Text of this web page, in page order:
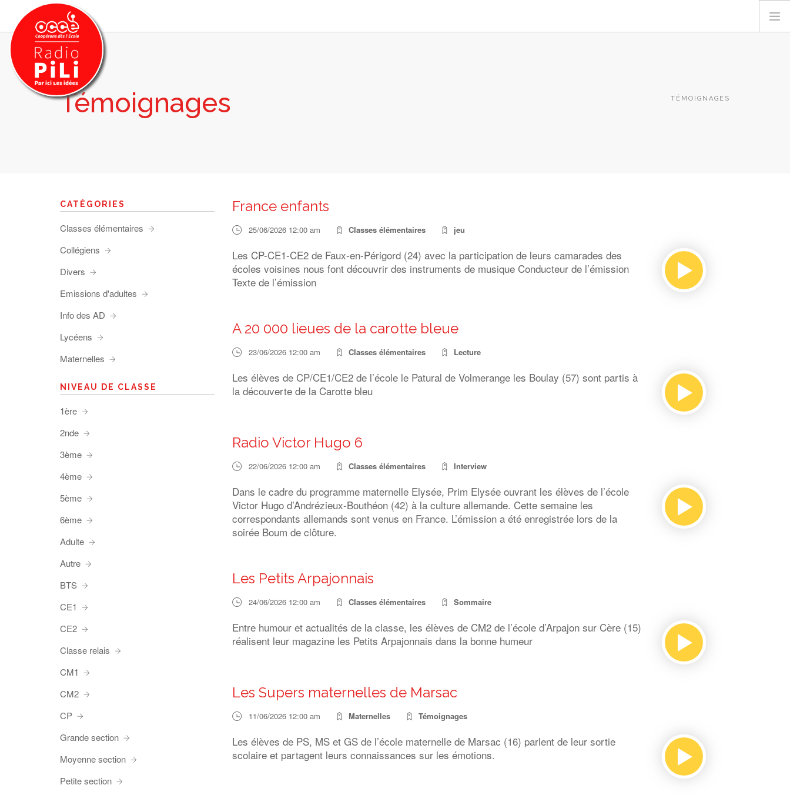
PRÉSENTATION
GRILLE DES PROGRAMMES
RECHERCHER
Témoignages TÉMOIGNAGES
France enfants
25/06/2026 12:00 am Classes élémentaires jeu
Les CP-CE1-CE2 de Faux-en-Périgord (24) avec la participation de leurs camarades des
écoles voisines nous font découvrir des instruments de musique Conducteur de l’émission
Texte de l’émission
A 20 000 lieues de la carotte bleue
23/06/2026 12:00 am Classes élémentaires Lecture
Les élèves de CP/CE1/CE2 de l’école le Patural de Volmerange les Boulay (57) sont partis à
la découverte de la Carotte bleu
Radio Victor Hugo 6
22/06/2026 12:00 am Classes élémentaires Interview
Dans le cadre du programme maternelle Elysée, Prim Elysée ouvrant les élèves de l’école
Victor Hugo d’Andrézieux-Bouthéon (42) à la culture allemande. Cette semaine les
correspondants allemands sont venus en France. L’émission a été enregistrée lors de la
soirée Boum de clôture.
Les Petits Arpajonnais
24/06/2026 12:00 am Classes élémentaires Sommaire
Entre humour et actualités de la classe, les élèves de CM2 de l’école d’Arpajon sur Cère (15)
réalisent leur magazine les Petits Arpajonnais dans la bonne humeur
Les Supers maternelles de Marsac
11/06/2026 12:00 am Maternelles Témoignages
Les élèves de PS, MS et GS de l’école maternelle de Marsac (16) parlent de leur sortie
scolaire et partagent leurs connaissances sur les émotions.
CATÉGORIES
Classes élémentaires
Collégiens
Divers
Emissions d'adultes
Info des AD
Lycéens
Maternelles
NIVEAU DE CLASSE
1ère
2nde
3ème
4ème
5ème
6ème
Adulte
Autre
BTS
CE1
CE2
Classe relais
CM1
CM2
CP
Grande section
Moyenne section
Petite section